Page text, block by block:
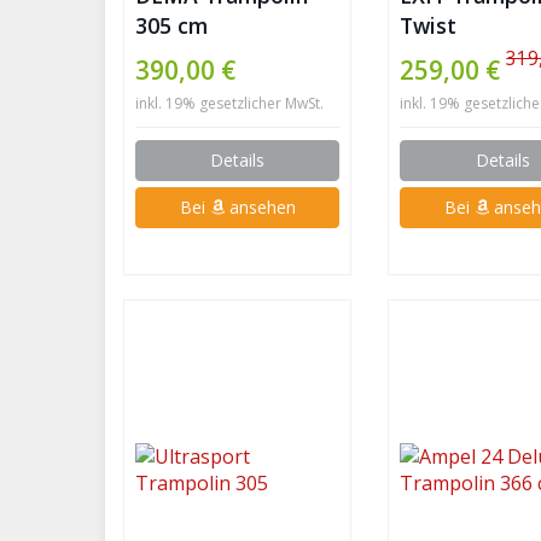
305 cm
390,00 €
inkl. 19% gesetzlicher MwSt.
Details
Bei ansehen
Twist
259,00 €
inkl. 19%
Details
Bei